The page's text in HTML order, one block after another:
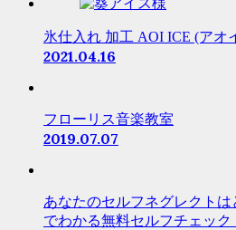
氷仕入れ 加工 AOI ICE (ア
2021.04.16
フローリス音楽教室
2019.07.07
あなたのセルフネグレクト
でわかる無料セルフチェック